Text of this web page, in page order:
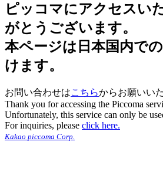
ピッコマにアクセスい
がとうございます。
本ページは日本国内で
けます。
お問い合わせはこちらからお願いい
Thank you for accessing the Piccoma
Unfortunately, this service can only be
For inquiries, please click here.
Kakao piccoma Corp.